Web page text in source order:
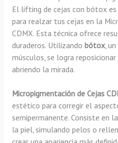
El lifting de cejas con bótox es
para realzar tus cejas en la
CDMX. Esta técnica ofrece
duraderos. Utilizando bótox,
músculos, se logra
abriendo la mirada.
Micropigmentación de Cejas
estético para corregir el
semipermanente. Consiste en
la piel, simulando pelos o